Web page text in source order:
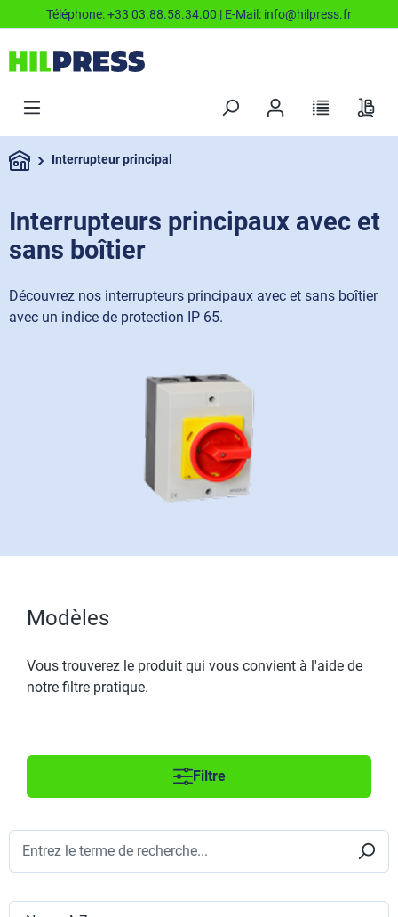
Téléphone:+33 03.88.58.34.00 | E-Mail: info@hilpress.fr
Interrupteur principal
Interrupteurs principaux avec et
sans boîtier
Découvrez nos interrupteurs principaux avec et sans boîtier
avec un indice de protection IP 65.
Modèles
Vous trouverez le produit qui vous convient à l'aide de
notre filtre pratique.
Filtre